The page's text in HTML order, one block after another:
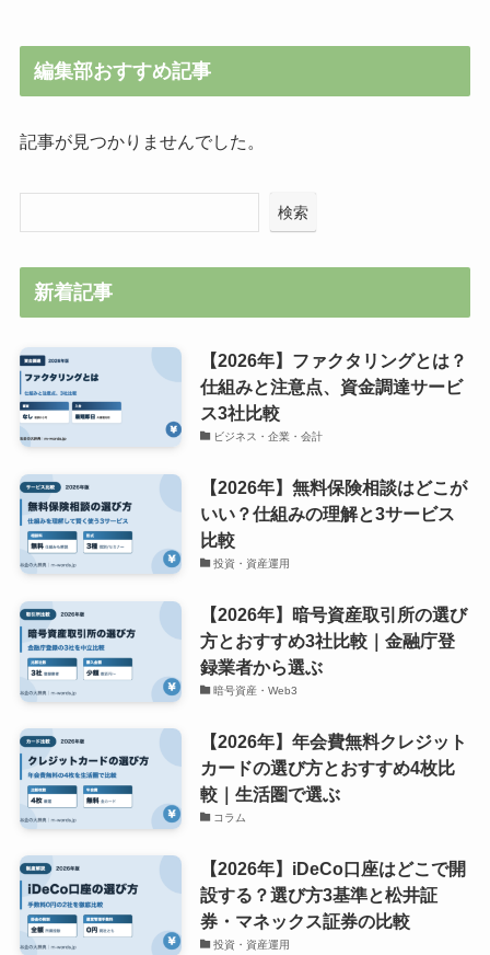
編集部おすすめ記事
記事が見つかりませんでした。
検索
新着記事
【2026年】ファクタリングとは？
仕組みと注意点、資金調達サービ
ス3社比較
ビジネス・企業・会計
【2026年】無料保険相談はどこが
いい？仕組みの理解と3サービス
比較
投資・資産運用
【2026年】暗号資産取引所の選び
方とおすすめ3社比較｜金融庁登
録業者から選ぶ
暗号資産・Web3
【2026年】年会費無料クレジット
カードの選び方とおすすめ4枚比
較｜生活圏で選ぶ
コラム
【2026年】iDeCo口座はどこで開
設する？選び方3基準と松井証
券・マネックス証券の比較
投資・資産運用